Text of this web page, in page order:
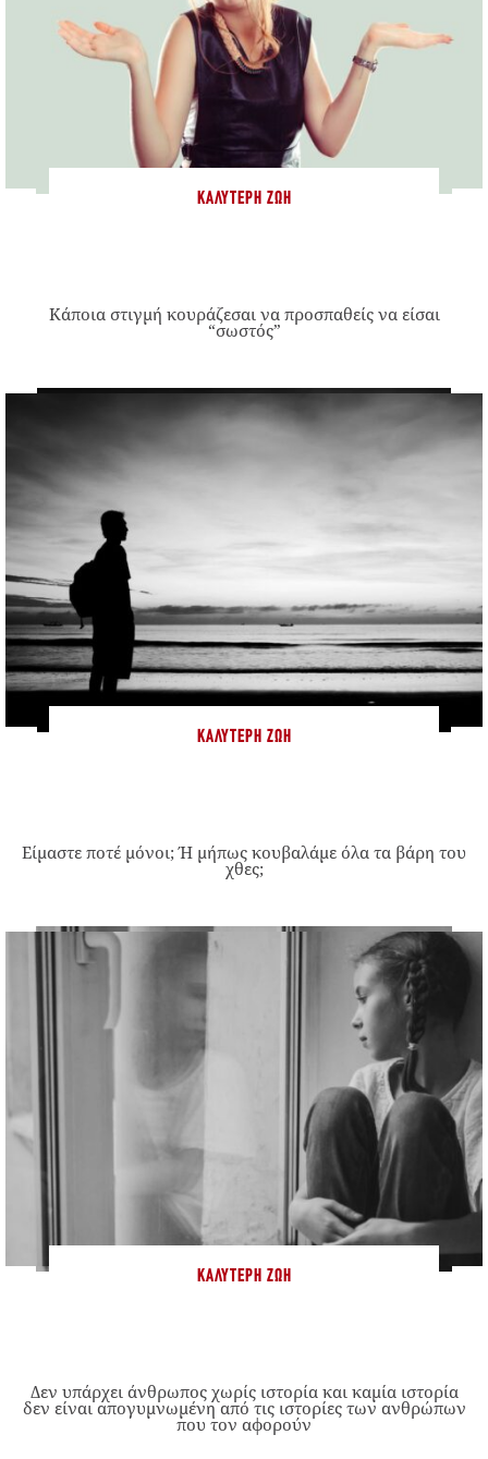
ΚΑΛΎΤΕΡΗ ΖΩΉ
Κάποια στιγμή κουράζεσαι να προσπαθείς να είσαι
“σωστός”
ΚΑΛΎΤΕΡΗ ΖΩΉ
Είμαστε ποτέ μόνοι; Ή μήπως κουβαλάμε όλα τα βάρη του
χθες;
ΚΑΛΎΤΕΡΗ ΖΩΉ
Δεν υπάρχει άνθρωπος χωρίς ιστορία και καμία ιστορία
δεν είναι απογυμνωμένη από τις ιστορίες των ανθρώπων
που τον αφορούν